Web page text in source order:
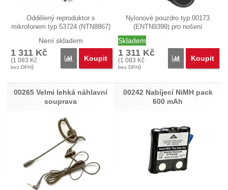
Oddělený reproduktor s
mikrofonem typ 53724 (NTN8867)
Není skladem
1 311 Kč
(1 083 Kč
bez DPH)
Porovnat
Koupit
Nylonové pouzdro typ 00173
(ENTN9399) pro nošení
Skladem
1 311 Kč
(1 083 Kč
bez DPH)
Porovnat
Koupit
00265 Velmi lehká náhlavní
souprava
00242 Nabíjecí NiMH pack
600 mAh